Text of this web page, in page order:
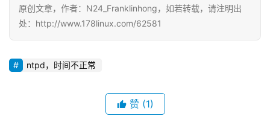
原创文章，作者：N24_Franklinhong，如若转载，请注明出
处：http://www.178linux.com/62581
ntpd，时间不正常
赞 (1)